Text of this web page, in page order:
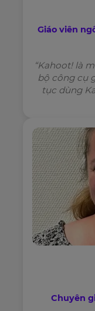
Giáo viên
“Kahoot! là
bộ công cụ
tục dùng
Chuyên